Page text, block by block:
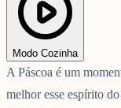
Modo Cozinha
A Páscoa é um
melhor esse espírito